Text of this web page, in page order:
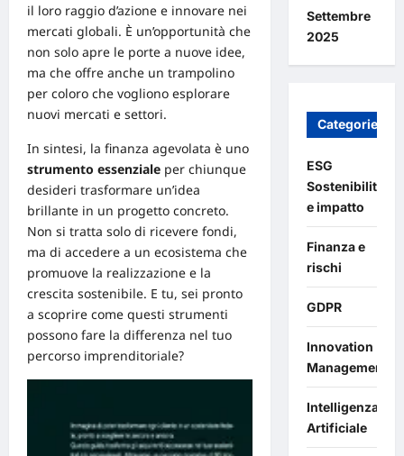
il loro raggio d’azione e innovare nei
mercati globali. È un’opportunità che
non solo apre le porte a nuove idee,
ma che offre anche un trampolino
per coloro che vogliono esplorare
nuovi mercati e settori.
In sintesi, la finanza agevolata è uno
strumento essenziale per chiunque
desideri trasformare un’idea
brillante in un progetto concreto.
Non si tratta solo di ricevere fondi,
ma di accedere a un ecosistema che
promuove la realizzazione e la
crescita sostenibile. E tu, sei pronto
a scoprire come questi strumenti
possono fare la differenza nel tuo
percorso imprenditoriale?
Settembre
2025
Categories
ESG
Sostenibilità
e impatto
Finanza e
rischi
GDPR
Innovation
Management
Intelligenza
Artificiale